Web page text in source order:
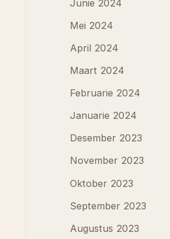
Junie 2024
Mei 2024
April 2024
Maart 2024
Februarie 2024
Januarie 2024
Desember 2023
November 2023
Oktober 2023
September 2023
Augustus 2023